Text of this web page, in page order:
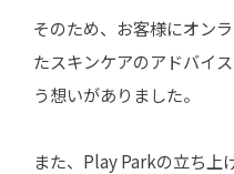
そのため、お客様にオン
たスキンケアのアドバイ
う想いがありました。
また、Play Parkの立ち上